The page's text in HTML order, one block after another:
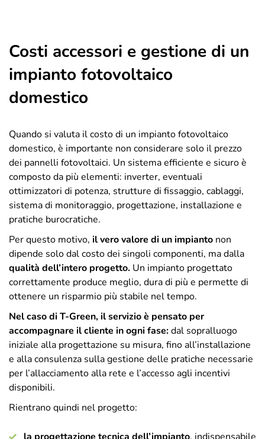
Costi accessori e gestione di un
impianto fotovoltaico
domestico
Quando si valuta il costo di un impianto fotovoltaico
domestico, è importante non considerare solo il prezzo
dei pannelli fotovoltaici. Un sistema efficiente e sicuro è
composto da più elementi: inverter, eventuali
ottimizzatori di potenza, strutture di fissaggio, cablaggi,
sistema di monitoraggio, progettazione, installazione e
pratiche burocratiche.
Per questo motivo, il vero valore di un impianto non
dipende solo dal costo dei singoli componenti, ma dalla
qualità dell’intero progetto. Un impianto progettato
correttamente produce meglio, dura di più e permette di
ottenere un risparmio più stabile nel tempo.
Nel caso di T-Green, il servizio è pensato per
accompagnare il cliente in ogni fase:dal sopralluogo
iniziale alla progettazione su misura, fino all’installazione
e alla consulenza sulla gestione delle pratiche necessarie
per l’allacciamento alla rete e l’accesso agli incentivi
disponibili.
Rientrano quindi nel progetto: